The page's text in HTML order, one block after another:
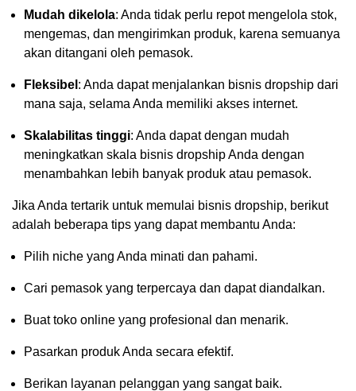
Mudah dikelola: Anda tidak perlu repot mengelola stok,
mengemas, dan mengirimkan produk, karena semuanya
akan ditangani oleh pemasok.
Fleksibel : Anda dapat menjalankan bisnis dropship dari
mana saja, selama Anda memiliki akses internet.
Skalabilitas tinggi: Anda dapat dengan mudah
meningkatkan skala bisnis dropship Anda dengan
menambahkan lebih banyak produk atau pemasok.
Jika Anda tertarik untuk memulai bisnis dropship, berikut
adalah beberapa tips yang dapat membantu Anda:
Pilih niche yang Anda minati dan pahami.
Cari pemasok yang terpercaya dan dapat diandalkan.
Buat toko online yang profesional dan menarik.
Pasarkan produk Anda secara efektif.
Berikan layanan pelanggan yang sangat baik.